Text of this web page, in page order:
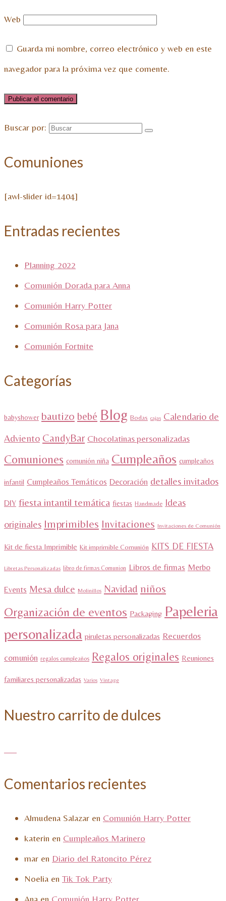
Web
Guarda mi nombre, correo electrónico y web en este
navegador para la próxima vez que comente.
Buscar por:
Comuniones
[awl-slider id=1404]
Entradas recientes
Planning 2022
Comunión Dorada para Anna
Comunión Harry Potter
Comunión Rosa para Jana
Comunión Fortnite
Categorías
babyshower bautizo bebé Blog Bodas cajas Calendario de
Adviento CandyBar Chocolatinas personalizadas
Comuniones comunión niña Cumpleaños cumpleaños
infantil Cumpleaños Temáticos Decoración detalles invitados
DIY fiesta intantil temática fiestas Handmade Ideas
originales Imprimibles Invitaciones Invitaciones de Comunión
Kit de fiesta Imprimible Kit imprimible Comunión KITS DE FIESTA
Libretas Personalizadas libro de firmas Comunion Libros de firmas Merbo
Events Mesa dulce Molinillos Navidad niños
Organización de eventos Packaging Papeleria
personalizada piruletas personalizadas Recuerdos
comunión regalos cumpleaños Regalos originales Reuniones
familiares personalizadas Varios Vintage
Nuestro carrito de dulces
Comentarios recientes
Almudena Salazar en Comunión Harry Potter
katerin en Cumpleaños Marinero
mar en Diario del Ratoncito Pérez
Noelia en Tik Tok Party